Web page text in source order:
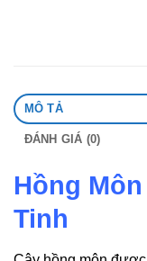
MÔ TẢ
ĐÁNH GIÁ (0)
Hồng
Tinh